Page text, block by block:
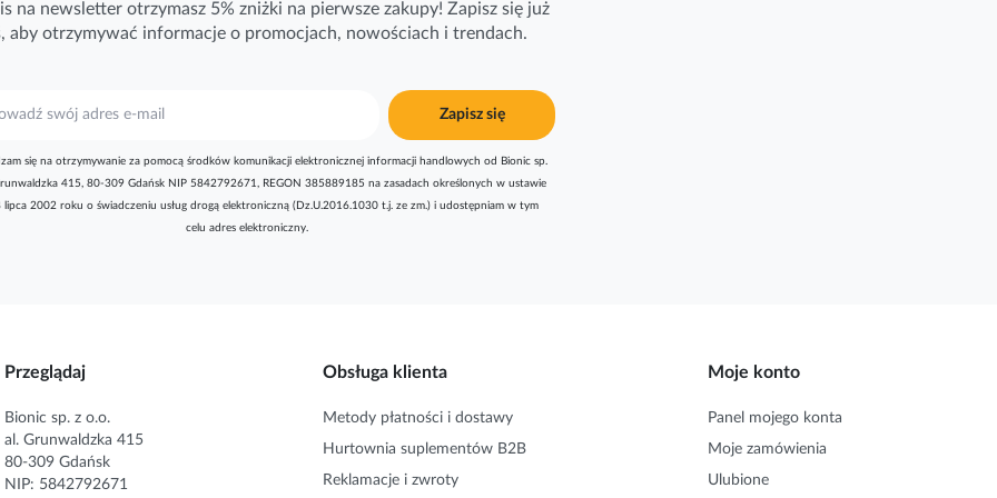
na newsletter otrzymasz 5% zniżki na pierwsze zakupy! Zapisz się już
aby otrzymywać informacje o promocjach, nowościach i trendach.
Zapisz się
się na otrzymywanie za pomocą środków komunikacji elektronicznej informacji handlowych od Bionic sp.
415, 80-309 Gdańsk NIP 5842792671, REGON 385889185 na zasadach określonych w ustawie
lipca 2002 roku o świadczeniu usług drogą elektroniczną (Dz.U.2016.1030 t.j. ze zm.) i udostępniam w tym
celu adres elektroniczny.
Przeglądaj
Bionic sp. z o.o.
al. Grunwaldzka 415
80-309 Gdańsk
NIP: 5842792671
Obsługa klienta
Metody płatności i dostawy
Hurtownia suplementów B2B
Reklamacje i zwroty
Moje konto
Panel mojego konta
Moje zamówienia
Ulubione